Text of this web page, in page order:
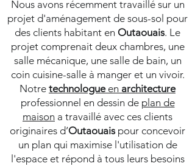
Nous avons récemment travaillé sur un
projet d'aménagement de sous-sol pour
des clients habitant en Outaouais. Le
projet comprenait deux chambres, une
salle mécanique, une salle de bain, un
coin cuisine-salle à manger et un vivoir.
Notre technologue en architecture
professionnel en dessin de plan de
maison a travaillé avec ces clients
originaires d’Outaouais pour concevoir
un plan qui maximise l'utilisation de
l'espace et répond à tous leurs besoins